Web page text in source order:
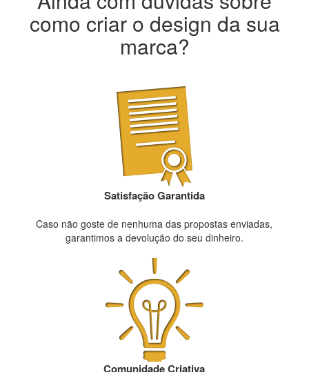
como criar o design da sua
marca?
Satisfação Garantida
Caso não goste de nenhuma das propostas enviadas,
garantimos a devolução do seu dinheiro.
Comunidade Criativa